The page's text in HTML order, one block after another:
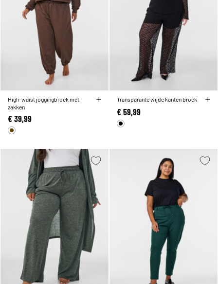
High-waist joggingbroek met
zakken
€ 39,99
Transparante wijde kanten broek
€ 59,99